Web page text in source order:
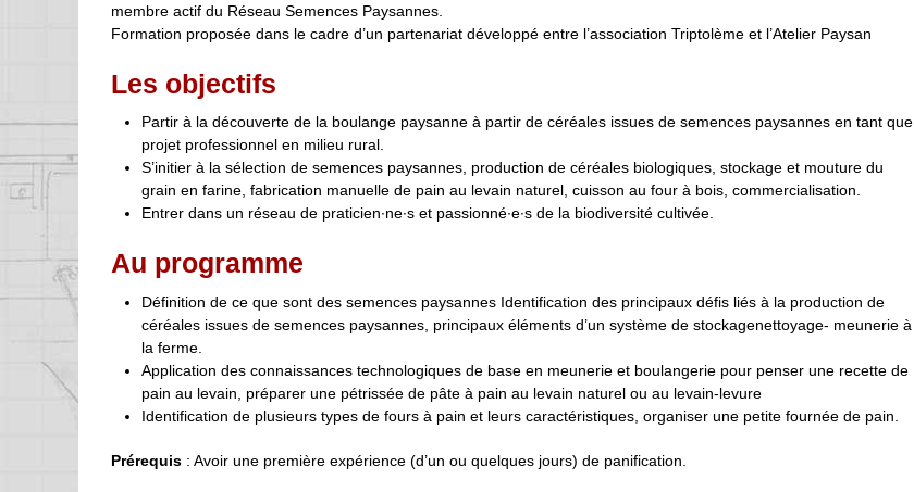
membre actif du Réseau Semences Paysannes.
Formation proposée dans le cadre d’un partenariat développé entre l’association Triptolème et l’Atelier Paysan
Les objectifs
Partir à la découverte de la boulange paysanne à partir de céréales issues de semences paysannes en tant que
projet professionnel en milieu rural.
S’initier à la sélection de semences paysannes, production de céréales biologiques, stockage et mouture du
grain en farine, fabrication manuelle de pain au levain naturel, cuisson au four à bois, commercialisation.
Entrer dans un réseau de praticien∙ne∙s et passionné∙e∙s de la biodiversité cultivée.
Au programme
Définition de ce que sont des semences paysannes Identification des principaux défis liés à la production de
céréales issues de semences paysannes, principaux éléments d’un système de stockagenettoyage- meunerie à
la ferme.
Application des connaissances technologiques de base en meunerie et boulangerie pour penser une recette de
pain au levain, préparer une pétrissée de pâte à pain au levain naturel ou au levain-levure
Identification de plusieurs types de fours à pain et leurs caractéristiques, organiser une petite fournée de pain.
Prérequis : Avoir une première expérience (d’un ou quelques jours) de panification.